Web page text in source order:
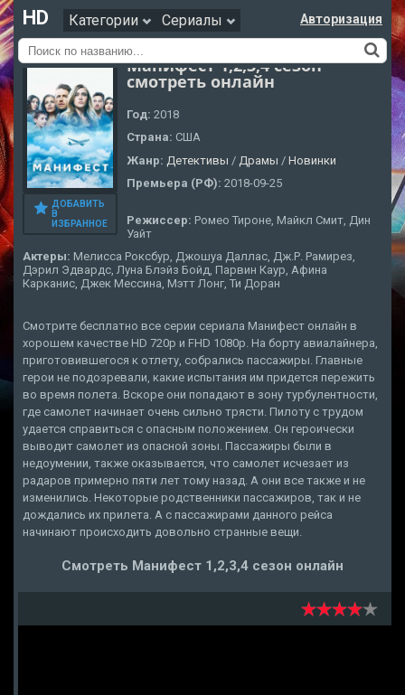
HD Категории Сериалы Авторизация
ДОБАВИТЬ
В
ИЗБРАННОЕ
Манифест 1,2,3,4 сезон
смотреть онлайн
Год: 2018
Страна: США
Жанр: Детективы / Драмы / Новинки
Премьера (РФ): 2018-09-25
Режиссер: Ромео Тироне, Майкл Смит, Дин
Уайт
Актеры: Мелисса Роксбур, Джошуа Даллас, Дж.Р. Рамирез,
Дэрил Эдвардс, Луна Блэйз Бойд, Парвин Каур, Афина
Карканис, Джек Мессина, Мэтт Лонг, Ти Доран
Смотрите бесплатно все серии сериала Манифест онлайн в
хорошем качестве HD 720p и FHD 1080p. На борту авиалайнера,
приготовившегося к отлету, собрались пассажиры. Главные
герои не подозревали, какие испытания им придется пережить
во время полета. Вскоре они попадают в зону турбулентности,
где самолет начинает очень сильно трясти. Пилоту с трудом
удается справиться с опасным положением. Он героически
выводит самолет из опасной зоны. Пассажиры были в
недоумении, также оказывается, что самолет исчезает из
радаров примерно пяти лет тому назад. А они все также и не
изменились. Некоторые родственники пассажиров, так и не
дождались их прилета. А с пассажирами данного рейса
начинают происходить довольно странные вещи.
Смотреть Манифест 1,2,3,4 сезон онлайн